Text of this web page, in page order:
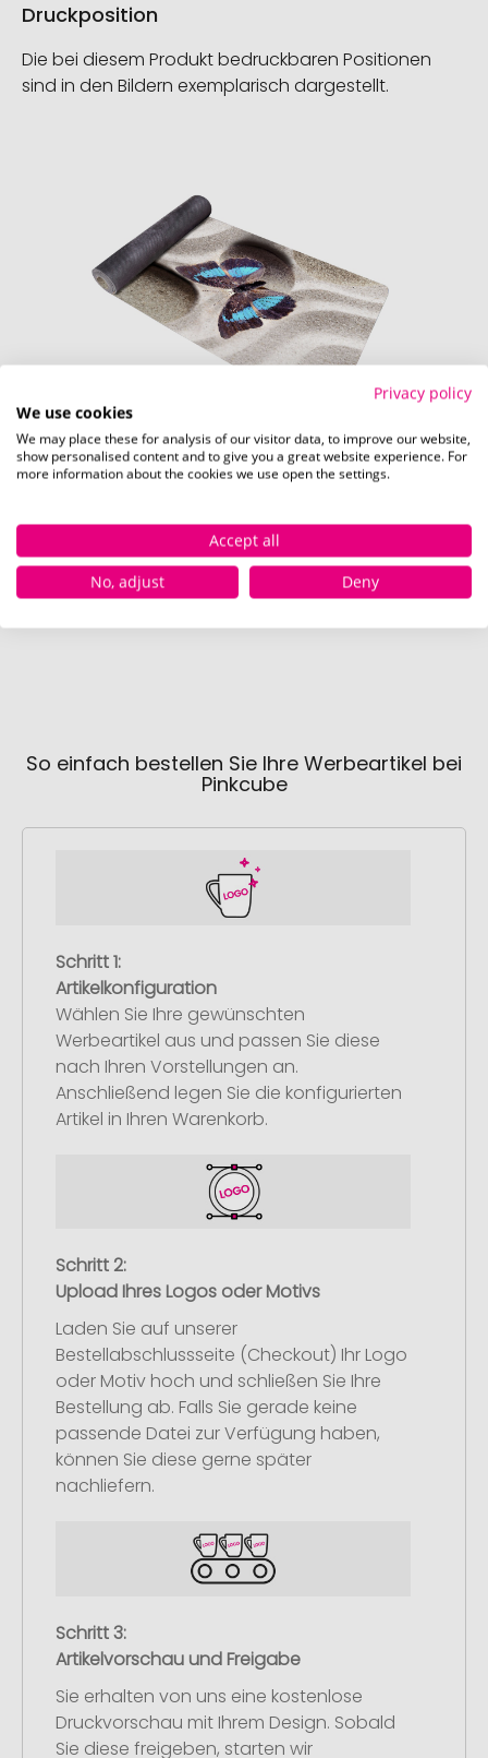
Druckposition
Die bei diesem Produkt bedruckbaren Positionen
sind in den Bildern exemplarisch dargestellt.
Vollflächig (1800 x 500 mm)
Schnell und einfach
die Standskizze
So einfach bestellen Sie Ihre Werbeartikel bei
Pinkcube
Schritt 1:
Artikelkonfiguration
Wählen Sie Ihre gewünschten
Werbeartikel aus und passen Sie diese
nach Ihren Vorstellungen an.
Anschließend legen Sie die konfigurierten
Artikel in Ihren Warenkorb.
Schritt 2:
Upload Ihres Logos oder Motivs
Laden Sie auf unserer
Bestellabschlussseite (Checkout) Ihr Logo
oder Motiv hoch und schließen Sie Ihre
Bestellung ab. Falls Sie gerade keine
passende Datei zur Verfügung haben,
können Sie diese gerne später
nachliefern.
Schritt 3:
Artikelvorschau und Freigabe
Sie erhalten von uns eine kostenlose
Druckvorschau mit Ihrem Design. Sobald
Sie diese freigeben, starten wir
Privacy policy
We use cookies
We may place these for analysis of our visitor data, to improve our website,
show personalised content and to give you a great website experience. For
more information about the cookies we use open the settings.
Accept all
No, adjust
Deny